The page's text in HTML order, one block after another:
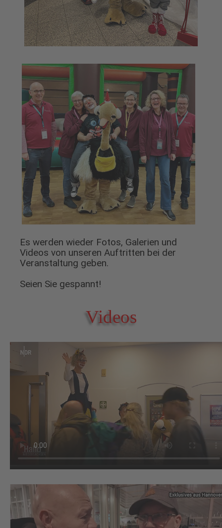
Es werden wieder Fotos, Galerien und
Videos von unseren Auftritten bei der
Veranstaltung geben.
Seien Sie gespannt!
Videos